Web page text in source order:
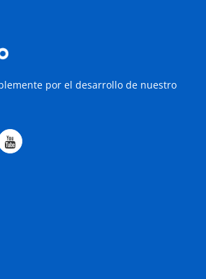
por el desarrollo de nuestro